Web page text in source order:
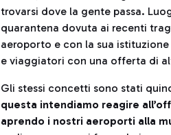
trovarsi dove la gente passa.
quarantena dovuta ai recenti
aeroporto e con la sua
e viaggiatori con una offerta di
Gli stessi concetti sono stati
questa intendiamo reagire
aprendo i nostri aeroporti alla